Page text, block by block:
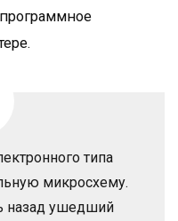
типа
микросхему.
назад ушедший